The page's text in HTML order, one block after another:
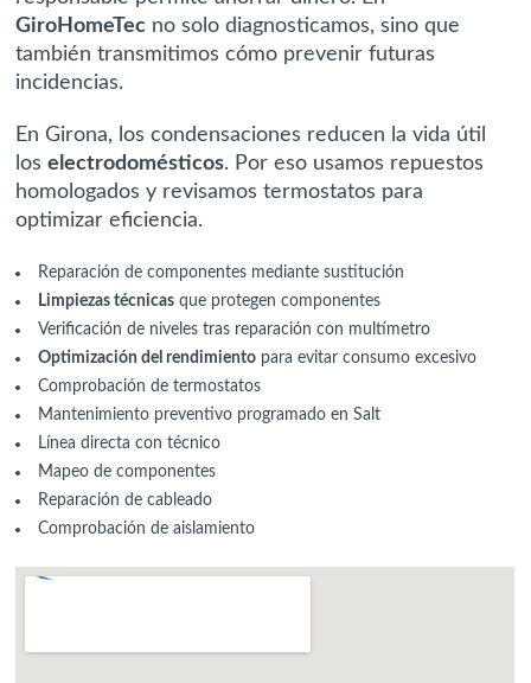
GiroHomeTec no solo diagnosticamos, sino que
también transmitimos cómo prevenir futuras
incidencias.
En Girona, los condensaciones reducen la vida útil
loselectrodomésticos. Por eso usamos repuestos
homologados y revisamos termostatos para
optimizar eficiencia.
Reparación de componentes mediante sustitución
Limpiezas técnicas que protegen componentes
Verificación de niveles tras reparación con multímetro
Optimización del rendimiento para evitarconsumo excesivo
Comprobación de termostatos
Mantenimiento preventivo programado en Salt
Línea directa con técnico
Mapeo de componentes
Reparación de cableado
Comprobación de aislamiento